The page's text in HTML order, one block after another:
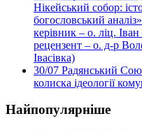
Нікейський собор:
богословський
керівник – о. ліц.
рецензент – о. д-р
Івасівка)
30/07 Радянський
колиска ідеології
Найпопулярніше